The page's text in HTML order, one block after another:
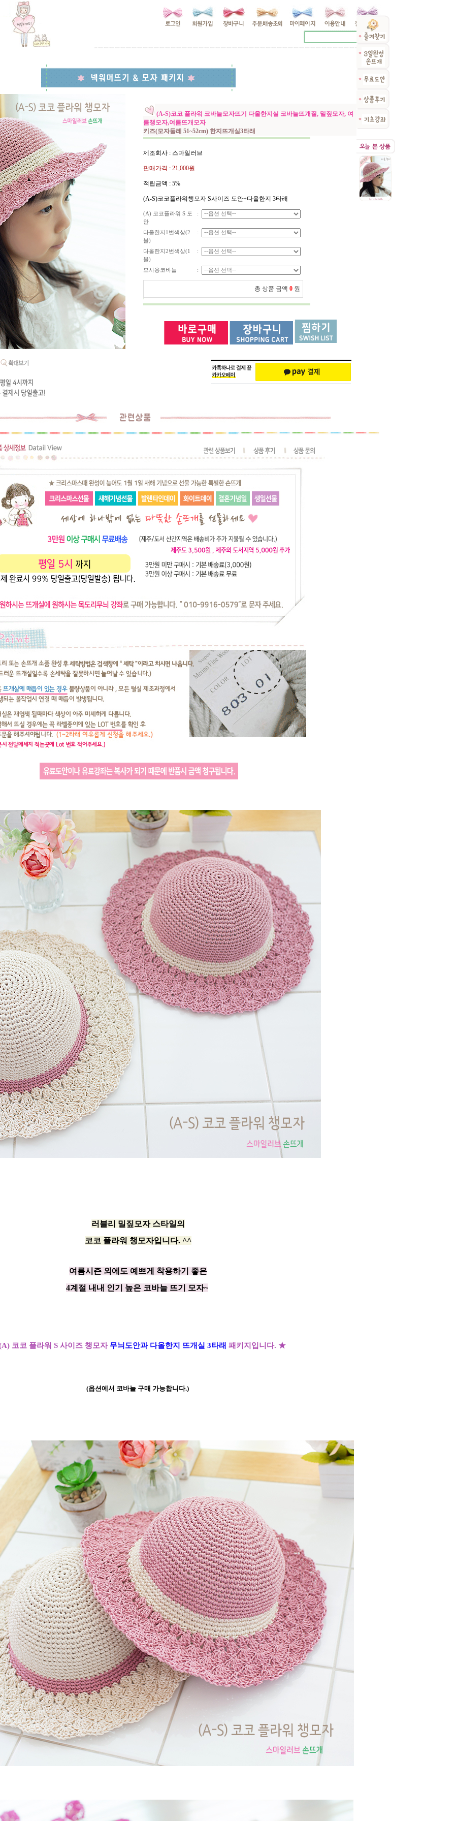
(A-S)코코 플라워 코바늘모자뜨기 다올한지실 코바늘뜨개질, 밀짚모자, 여
름챙모자,여름뜨개모자
키즈(모자둘레 51~52cm) 한지뜨개실3타래
제조회사 : 스마일러브
판매가격 : 21,000원
적립금액 : 5%
(A-S)코코플라워챙모자 S사이즈 도안+다올한지 3타래
(A) 코코플라워 S 도
안
:
다올한지1번색상(2
볼)
:
다올한지2번색상(1
볼)
:
모사용코바늘 :
총 상품 금액 0 원
러블리 밀짚모자 스타일의
코코 플라워 챙모자입니다. ^^
여름시즌 외에도 예쁘게 착용하기 좋은
4계절 내내 인기 높은 코바늘 뜨기 모자~
코코 플라워 S 사이즈 챙모자 무늬도안과 다올한지 뜨개실 3타래 패키지입니다. ★
(옵션에서 코바늘 구매 가능합니다.)